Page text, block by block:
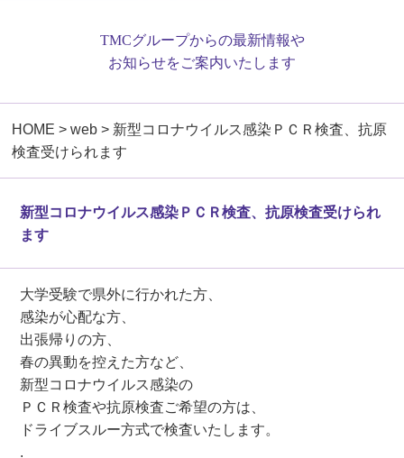
TMCグループからの最新情報や
お知らせをご案内いたします
HOME >web > 新型コロナウイルス感染ＰＣＲ検査、抗原
検査受けられます
新型コロナウイルス感染ＰＣＲ検査、抗原検査受けられ
ます
大学受験で県外に行かれた方、
感染が心配な方、
出張帰りの方、
春の異動を控えた方など、
新型コロナウイルス感染の
ＰＣＲ検査や抗原検査ご希望の方は、
ドライブスルー方式で検査いたします。
.